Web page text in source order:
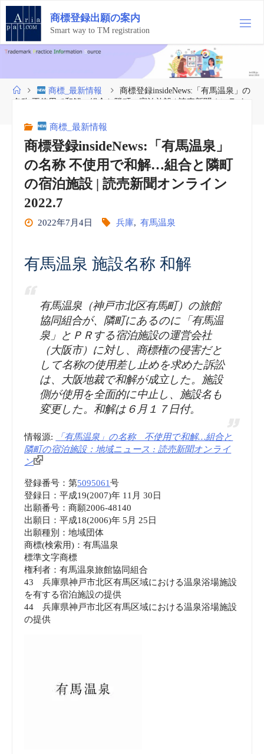
コ
テ
ン
ツ
ス
商標登録出願の案内
Smart way to TM registration
ホ
ー
商標_最新情報
商標登録insideNews:「有馬温泉」の
名称 不使用で和解…組合と隣町の宿泊施設 | 読売新聞オンライ
商標_最新情報
商標登録insideNews:「有馬温泉」
の名称 不使用で和解…組合と隣町
の宿泊施設 | 読売新聞オンライン
2022.7
2022年7月4日 兵庫, 有馬温泉
有馬温泉 施設名称 和解
有馬温泉（神戸市北区有馬町）の旅館
協同組合が、隣町にあるのに「有馬温
泉」とＰＲする宿泊施設の運営会社
（大阪市）に対し、商標権の侵害だと
して名称の使用差し止めを求めた訴訟
は、大阪地裁で和解が成立した。施設
側が使用を全面的に中止し、施設名も
変更した。和解は６月１７日付。
情報源:
「有馬温泉」の名称 不使用で和解…組合と
隣町の宿泊施設：地域ニュース : 読売新聞オンライ
ン
登録番号：第5095061号
登録日：平成19(2007)年 11月 30日
出願番号：商願2006-48140
出願日：平成18(2006)年 5月 25日
出願種別：地域団体
商標(検索用)：有馬温泉
標準文字商標
権利者：有馬温泉旅館協同組合
43 兵庫県神戸市北区有馬区域における温泉浴場施設
を有する宿泊施設の提供
44 兵庫県神戸市北区有馬区域における温泉浴場施設
の提供